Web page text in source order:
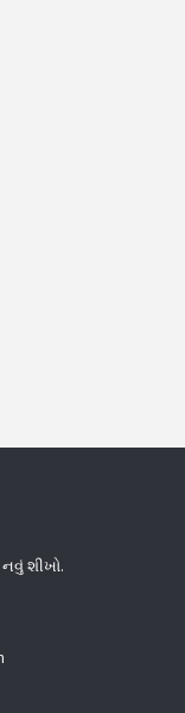
શીખો.